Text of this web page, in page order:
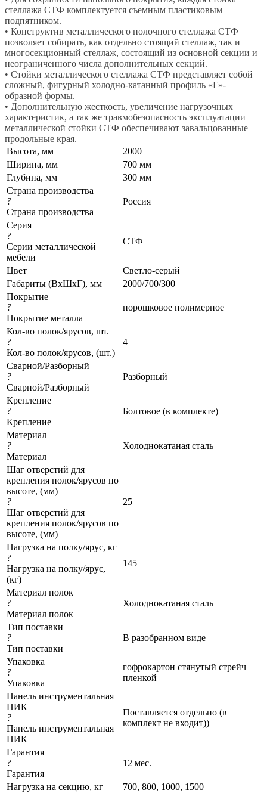
стеллажа СТФ комплектуется съемным пластиковым
подпятником.
• Конструктив металлического полочного стеллажа СТФ
позволяет собирать, как отдельно стоящий стеллаж, так и
многосекционный стеллаж, состоящий из основной секции и
неограниченного числа дополнительных секций.
• Стойки металлического стеллажа СТФ представляет собой
сложный, фигурный холодно-катанный профиль «Г»-
образной формы.
• Дополнительную жесткость, увеличение нагрузочных
характеристик, а так же травмобезопасность эксплуатации
металлической стойки СТФ обеспечивают завальцованные
продольные края.
Высота, мм
2000
Ширина, мм
700 мм
Глубина, мм
300 мм
Страна производства
?
Страна производства
Россия
Серия
?
Серии металлической
мебели
СТФ
Цвет
Светло-серый
Габариты (ВхШхГ), мм
2000/700/300
Покрытие
?
Покрытие металла
порошковое полимерное
Кол-во полок/ярусов, шт.
?
Кол-во полок/ярусов, (шт.)
4
Сварной/Разборный
?
Сварной/Разборный
Разборный
Крепление
?
Крепление
Болтовое (в комплекте)
Материал
?
Материал
Холоднокатаная сталь
Шаг отверстий для
крепления полок/ярусов по
высоте, (мм)
?
Шаг отверстий для
крепления полок/ярусов по
высоте, (мм)
25
Нагрузка на полку/ярус, кг
?
Нагрузка на полку/ярус,
(кг)
145
Материал полок
?
Материал полок
Холоднокатаная сталь
Тип поставки
?
Тип поставки
В разобранном виде
Упаковка
?
Упаковка
гофрокартон стянутый стрейч
пленкой
Панель инструментальная
ПИК
?
Панель инструментальная
ПИК
Поставляется отдельно (в
комплект не входит))
Гарантия
?
Гарантия
12 мес.
Нагрузка на секцию, кг 700, 800, 1000, 1500